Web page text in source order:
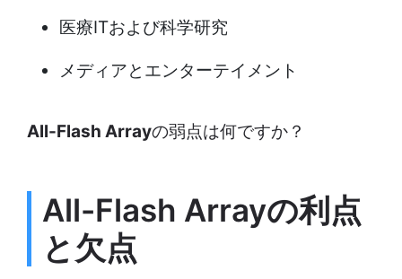
医療ITおよび科学研究
メディアとエンターテイメント
All-Flash Arrayの弱点は何ですか？
All-Flash Arrayの利点
と欠点